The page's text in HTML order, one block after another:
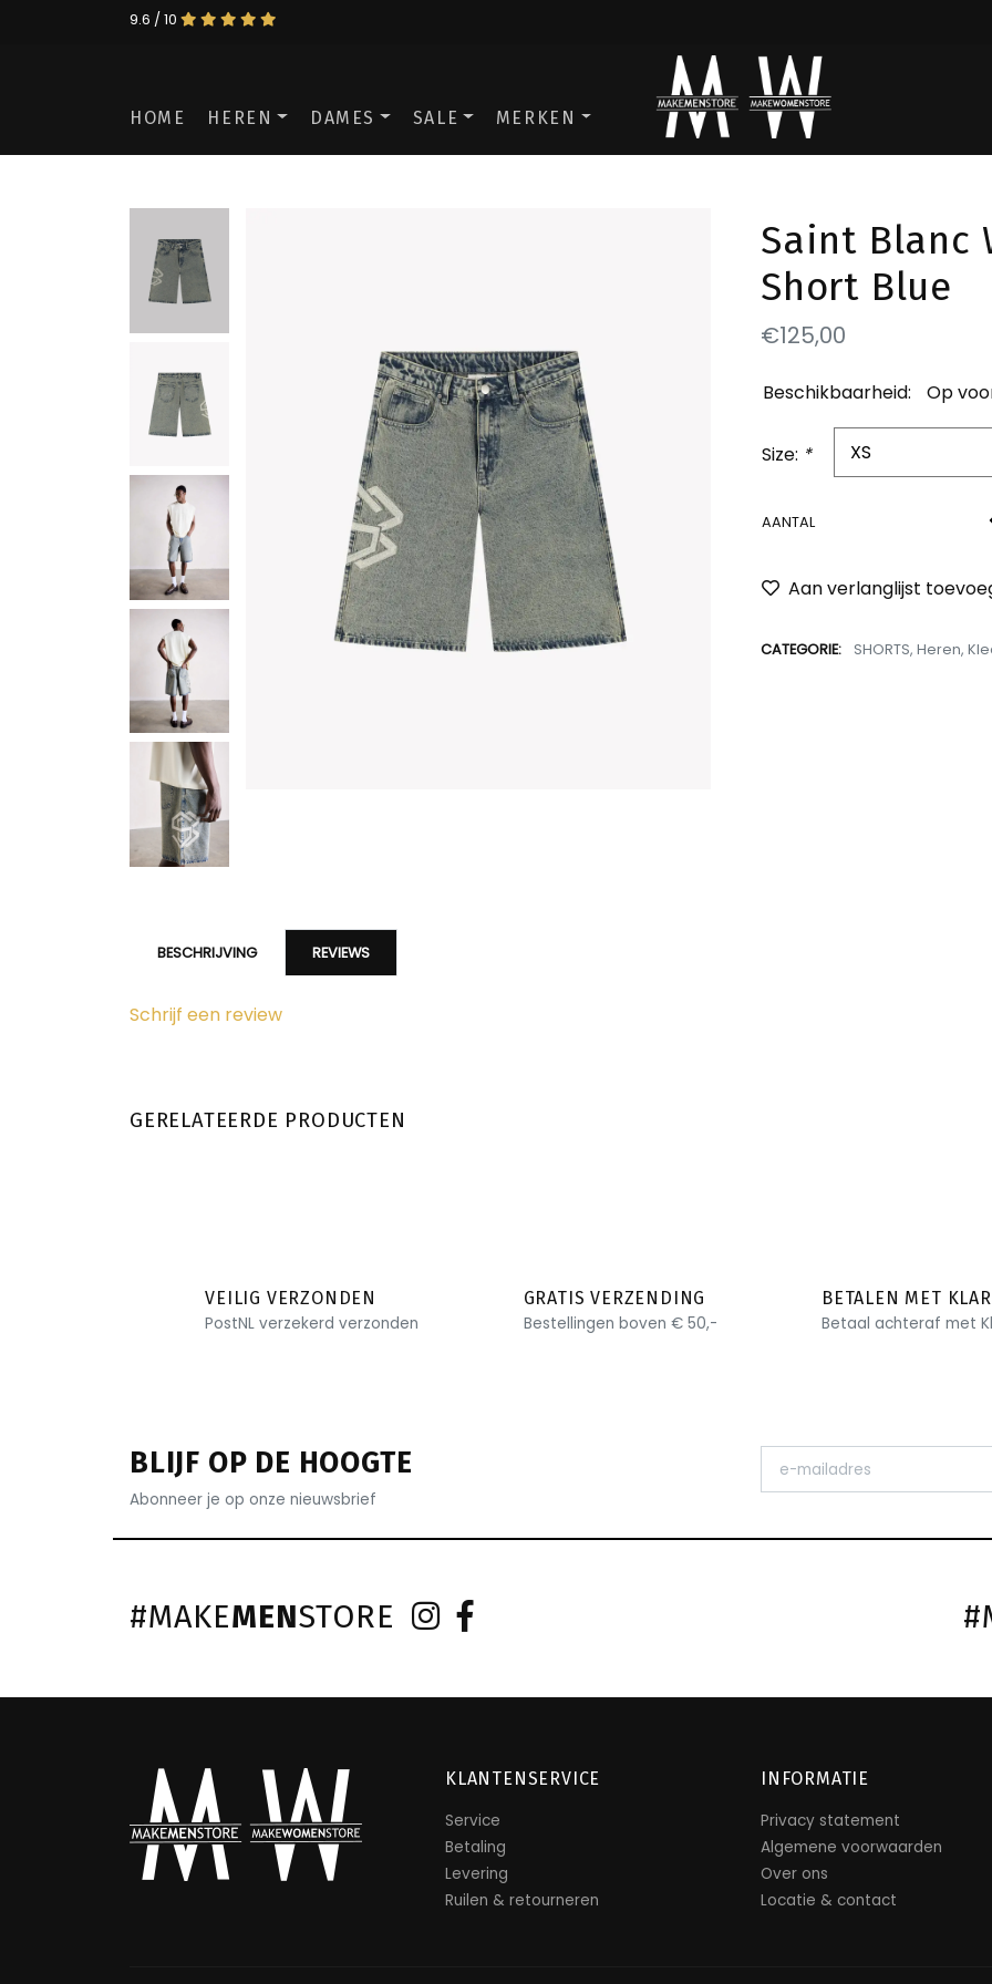
9.6 / 10
ga naar de men store
HOME HEREN DAMES SALE MERKEN
Saint Blanc
Short Blue
€125,00
Beschikbaarheid: Op
Size: *
AANTAL
Aan verlanglijst
CATEGORIE: SHORTS, Heren,
BESCHRIJVING REVIEWS
Schrijf een review
GERELATEERDE PRODUCTEN
VEILIG VERZONDEN
PostNL verzekerd verzonden
GRATIS VERZENDING
Bestellingen boven € 50,-
BETALEN MET
Betaal achteraf met
BLIJF OP DE HOOGTE
Abonneer je op onze nieuwsbrief
#MAKEMENSTORE
KLANTENSERVICE
Service
Betaling
Levering
Ruilen & retourneren
INFORMATIE
Privacy statement
Algemene voorwaarden
Over ons
Locatie & contact